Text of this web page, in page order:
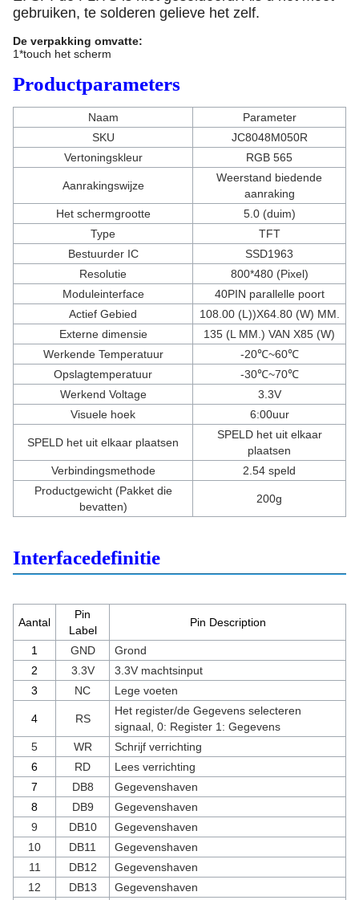
gebruiken, te solderen gelieve het zelf.
De verpakking omvatte:
1*touch het scherm
Productparameters
Naam
Parameter
SKU
JC8048M050R
Vertoningskleur
RGB 565
Aanrakingswijze
Weerstand biedende
aanraking
Het schermgrootte
5.0 (duim)
Type
TFT
Bestuurder IC
SSD1963
Resolutie
800*480 (Pixel)
Moduleinterface
40PIN parallelle poort
Actief Gebied
108.00 (L))X64.80 (W) MM.
Externe dimensie
135 (L MM.) VAN X85 (W)
Werkende Temperatuur
-20℃~60℃
Opslagtemperatuur
-30℃~70℃
Werkend Voltage
3.3V
Visuele hoek
6:00uur
SPELD het uit elkaar plaatsen
SPELD het uit elkaar
plaatsen
Verbindingsmethode
2.54 speld
Productgewicht (Pakket die
bevatten)
200g
Interfacedefinitie
Aantal
Pin
Label
Pin Description
1 GND
Grond
2
3.3V
3.3V machtsinput
3
NC Lege voeten
4 RS
Het register/de Gegevens selecteren
signaal, 0: Register 1: Gegevens
5
WR
Schrijf verrichting
6
RD
Lees verrichting
7
DB8
Gegevenshaven
8
DB9
Gegevenshaven
9
DB10
Gegevenshaven
10
DB11
Gegevenshaven
11
DB12
Gegevenshaven
12
DB13
Gegevenshaven